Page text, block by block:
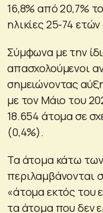
16,8% από 20,7%
ηλικίες 25-74
Σύμφωνα με την
απασχολούμενοι
σημειώνοντας
με τον Μάιο του
18.654 άτομα σε
(0,4%).
Τα άτομα κάτω
περιλαμβάνονται
«άτομα εκτός του
τα άτομα που δεν